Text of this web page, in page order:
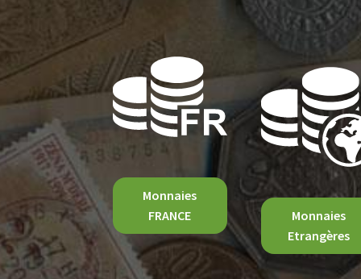
Monnaies
FRANCE
Monnaies
Etrangères